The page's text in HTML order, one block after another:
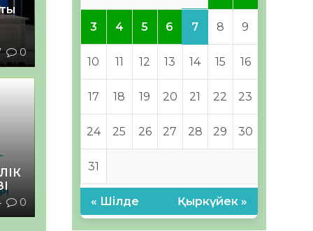
0
0
3 4 5 6 7 8 9
10 11 12 13 14 15 16
17 18 19 20 21 22 23
24 25 26 27 28 29 30
31
« Шілде Қыркүйек »